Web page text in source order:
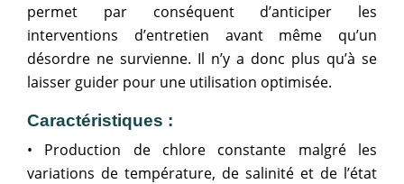
permet par conséquent d’anticiper les
interventions d’entretien avant même qu’un
désordre ne survienne. Il n’y a donc plus qu’à se
laisser guider pour une utilisation optimisée.
Caractéristiques :
• Production de chlore constante malgré les
variations de température, de salinité et de l’état